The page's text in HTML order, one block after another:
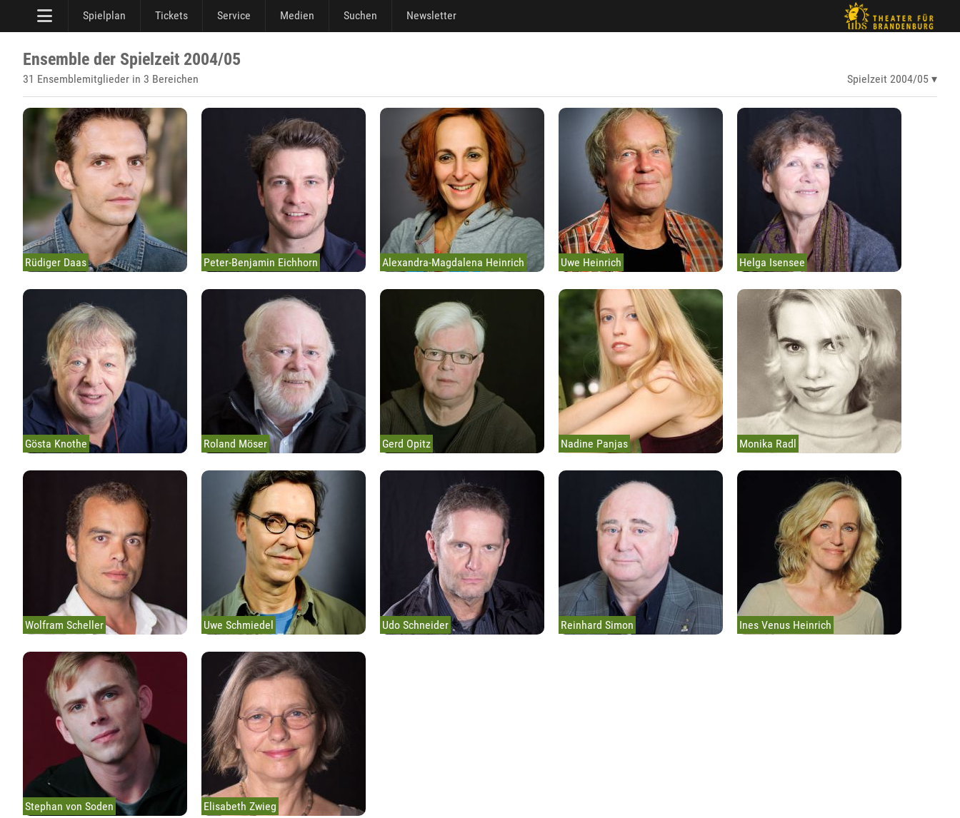
Spielplan Tickets Service Medien Suchen Newsletter
Ensemble der Spielzeit 2004/05
31 Ensemblemitglieder in 3 Bereichen Spielzeit 2004/05
Rüdiger Daas Peter-Benjamin Eichhorn Alexandra-Magdalena Heinrich Uwe Heinrich Helga Isensee
Gösta Knothe Roland Möser Gerd Opitz Nadine Panjas Monika Radl
Wolfram Scheller Uwe Schmiedel Udo Schneider Reinhard Simon Ines Venus Heinrich
Stephan von Soden Elisabeth Zwieg